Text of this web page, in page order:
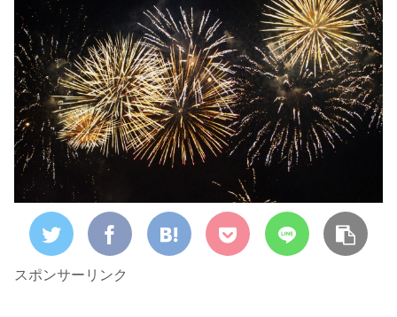
スポンサーリンク